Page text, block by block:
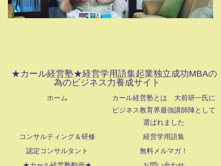
★カール経営塾★経営学用語集起業独立成功MBAの
為のビジネス力養成サイト
ホーム
カール経営塾とは 大前研一氏に
ビジネス教育界最強講師陣として
選ばれました
コンサルティング＆研修
経営学用語集
認定コンサルタント
無料メルマガ！